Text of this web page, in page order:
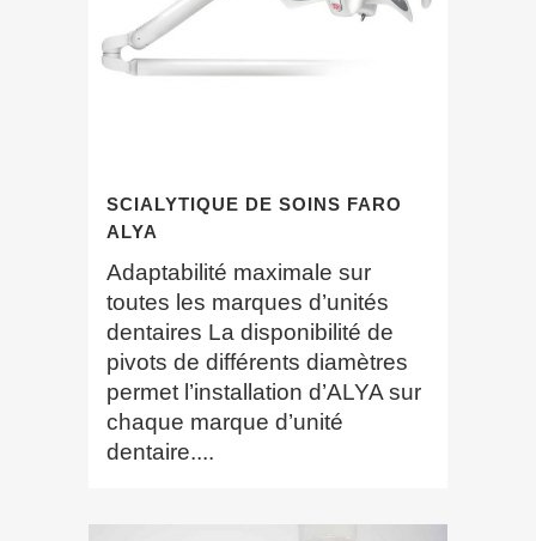
SCIALYTIQUE DE SOINS FARO
ALYA
Adaptabilité maximale sur
toutes les marques d’unités
dentaires La disponibilité de
pivots de différents diamètres
permet l’installation d’ALYA sur
chaque marque d’unité
dentaire....